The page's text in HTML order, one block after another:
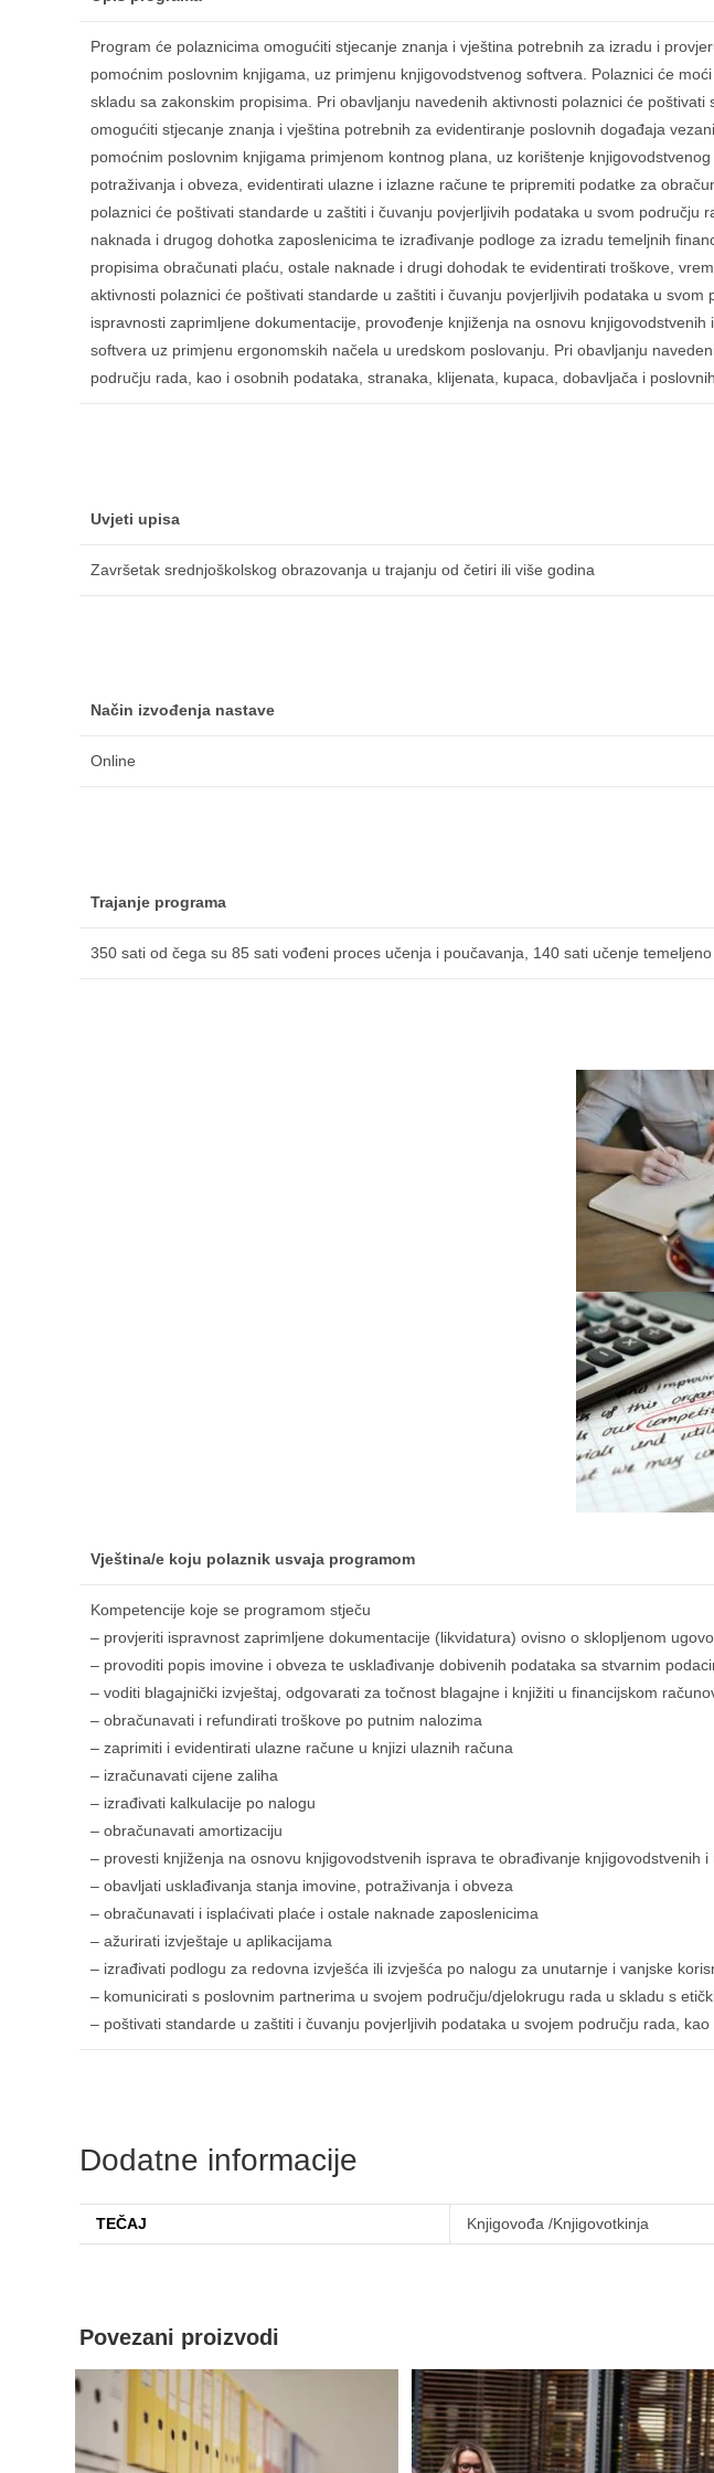
Program će polaznicima omogućiti stjecanje znanja i vještina potrebnih za izradu i
pomoćnim poslovnim knjigama, uz primjenu knjigovodstvenog softvera. Polaznici će
skladu sa zakonskim propisima. Pri obavljanju navedenih aktivnosti polaznici će
omogućiti stjecanje znanja i vještina potrebnih za evidentiranje poslovnih događaja
pomoćnim poslovnim knjigama primjenom kontnog plana, uz korištenje
potraživanja i obveza, evidentirati ulazne i izlazne račune te pripremiti podatke za
polaznici će poštivati standarde u zaštiti i čuvanju povjerljivih podataka u svom
naknada i drugog dohotka zaposlenicima te izrađivanje podloge za izradu temeljnih
propisima obračunati plaću, ostale naknade i drugi dohodak te evidentirati troškove,
aktivnosti polaznici će poštivati standarde u zaštiti i čuvanju povjerljivih podataka u
ispravnosti zaprimljene dokumentacije, provođenje knjiženja na osnovu
softvera uz primjenu ergonomskih načela u uredskom poslovanju. Pri obavljanju
području rada, kao i osobnih podataka, stranaka, klijenata, kupaca, dobavljača i
Uvjeti upisa
Završetak srednjoškolskog obrazovanja u trajanju od četiri ili više godina
Način izvođenja nastave
Online
Trajanje programa
350 sati od čega su 85 sati vođeni proces učenja i poučavanja, 140 sati učenje
Vještina/e koju polaznik usvaja programom
Kompetencije koje se programom stječu
– provjeriti ispravnost zaprimljene dokumentacije (likvidatura) ovisno o sklopljenom
– provoditi popis imovine i obveza te usklađivanje dobivenih podataka sa stvarnim
– voditi blagajnički izvještaj, odgovarati za točnost blagajne i knjižiti u financijskom
– obračunavati i refundirati troškove po putnim nalozima
– zaprimiti i evidentirati ulazne račune u knjizi ulaznih računa
– izračunavati cijene zaliha
– izrađivati kalkulacije po nalogu
– obračunavati amortizaciju
– provesti knjiženja na osnovu knjigovodstvenih isprava te obrađivanje knjigovodstvenih
– obavljati usklađivanja stanja imovine, potraživanja i obveza
– obračunavati i isplaćivati plaće i ostale naknade zaposlenicima
– ažurirati izvještaje u aplikacijama
– izrađivati podlogu za redovna izvješća ili izvješća po nalogu za unutarnje i vanjske
– komunicirati s poslovnim partnerima u svojem području/djelokrugu rada u skladu s
– poštivati standarde u zaštiti i čuvanju povjerljivih podataka u svojem području rada,
Dodatne informacije
TEČAJ Knjigovođa /Knjigovotkinja
Povezani proizvodi